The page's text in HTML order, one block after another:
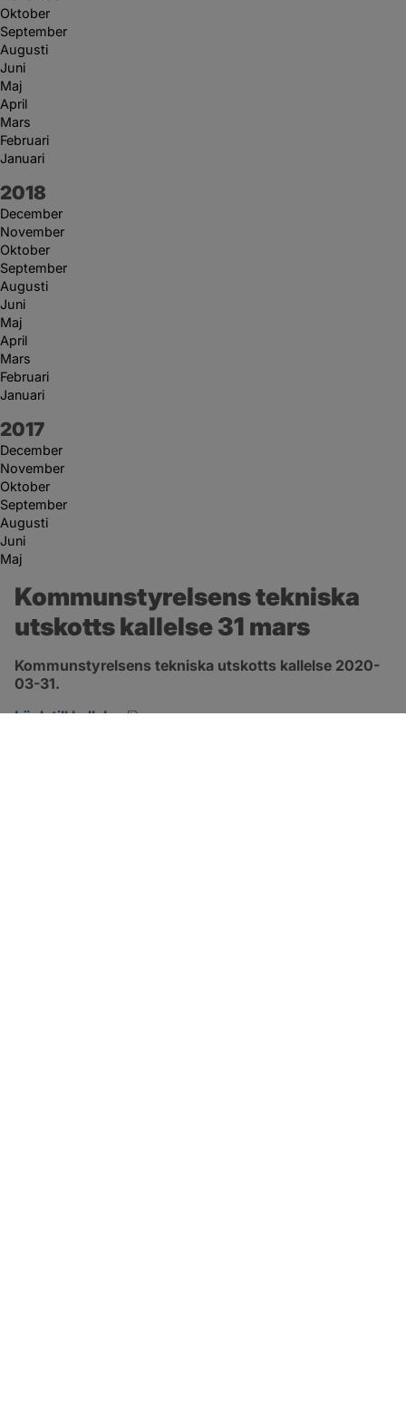
Oktober
September
Augusti
Juni
Maj
April
Mars
Februari
Januari
År:
2018
December
November
Oktober
September
Augusti
Juni
Maj
April
Mars
Februari
Januari
År:
2017
December
November
Oktober
September
Augusti
Juni
Maj
Kommunstyrelsens tekniska
utskotts kallelse 31 mars
Kommunstyrelsens tekniska utskotts kallelse 2020-
03-31.
Länk till kallelse
pdf, öppnas i nytt fönster.